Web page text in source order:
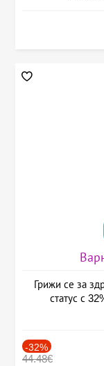
Грижи се за
статус с
-32%
44.48€